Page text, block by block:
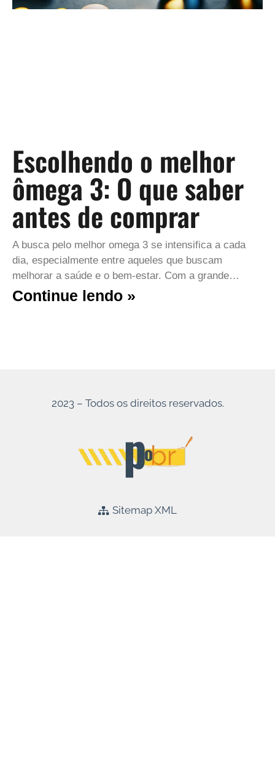
Escolhendo o melhor
ômega 3: O que saber
antes de comprar
A busca pelo melhor omega 3 se intensifica a cada
dia, especialmente entre aqueles que buscam
melhorar a saúde e o bem-estar. Com a grande…
Continue lendo »
2023 – Todos os direitos reservados.
Sitemap XML